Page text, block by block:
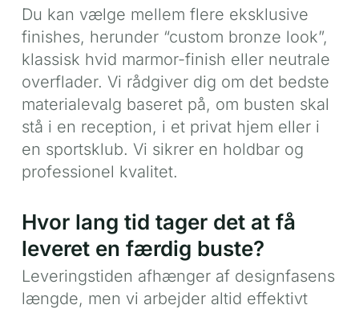
Du kan vælge mellem flere eksklusive
finishes, herunder “custom bronze look”,
klassisk hvid marmor-finish eller neutrale
overflader. Vi rådgiver dig om det bedste
materialevalg baseret på, om busten skal
stå i en reception, i et privat hjem eller i
en sportsklub. Vi sikrer en holdbar og
professionel kvalitet.
Hvor lang tid tager det at få
leveret en færdig buste?
Leveringstiden afhænger af designfasens
længde, men vi arbejder altid effektivt